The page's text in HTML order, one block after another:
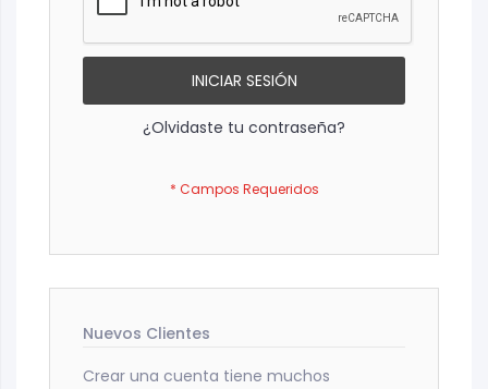
INICIAR SESIÓN
¿Olvidaste tu contraseña?
Nuevos Clientes
Crear una cuenta tiene muchos